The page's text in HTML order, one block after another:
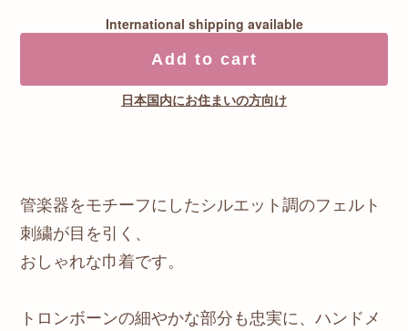
International shipping available
Add to cart
日本国内にお住まいの方向け
管楽器をモチーフにしたシルエット調のフェルト
刺繍が目を引く、
おしゃれな巾着です。
トロンボーンの細やかな部分も忠実に、ハンドメ